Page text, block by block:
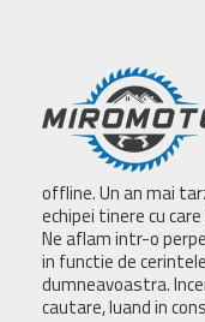
offline. Un an mai
echipei tinere cu
Ne aflam intr-o
in functie de
dumneavoastra.
cautare, luand in